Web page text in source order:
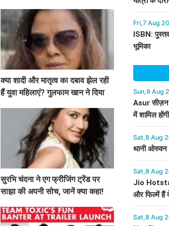
क्या शादी और मातृत्व का दबाव झेल रही
हैं युवा महिलाएं? गुलफाम खान ने दिया
सुरभि चंदना ने एग फ्रीजिंग ट्रेंड पर
साझा की अपनी सोच, जानें क्या कहा!
Fri,7 Aug
ISBN:
भूमिका
Sun,9 Aug
Asur सीज़न
में शामिल
Sat,8 Aug
थानी ओरुवन
Sat,8 Aug
Jio
और फिल्में हैं
Sat,8 Aug